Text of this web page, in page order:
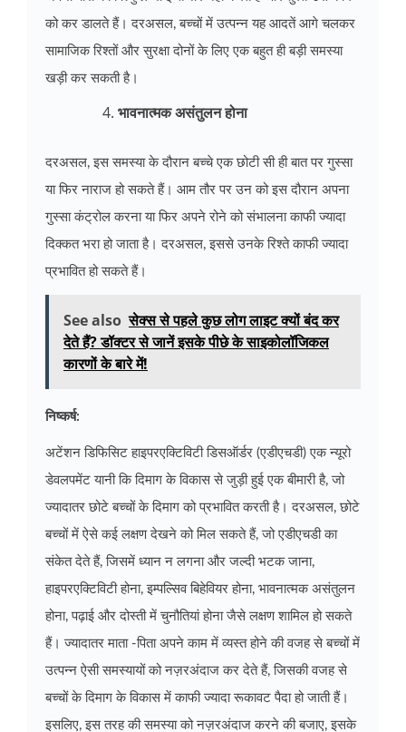
को कर डालते हैं। दरअसल, बच्चों में उत्पन्न यह आदतें आगे चलकर
सामाजिक रिश्तों और सुरक्षा दोनों के लिए एक बहुत ही बड़ी समस्या
खड़ी कर सकती है।
भावनात्मक असंतुलन होना
दरअसल, इस समस्या के दौरान बच्चे एक छोटी सी ही बात पर गुस्सा
या फिर नाराज हो सकते हैं। आम तौर पर उन को इस दौरान अपना
गुस्सा कंट्रोल करना या फिर अपने रोने को संभालना काफी ज्यादा
दिक्कत भरा हो जाता है। दरअसल, इससे उनके रिश्ते काफी ज्यादा
प्रभावित हो सकते हैं।
See also सेक्स से पहले कुछ लोग लाइट क्यों बंद कर
देते हैं? डॉक्टर से जानें इसके पीछे के साइकोलॉजिकल
कारणों के बारे में!
निष्कर्ष:
अटेंशन डिफिसिट हाइपरएक्टिविटी डिसऑर्डर (एडीएचडी) एक न्यूरो
डेवलपमेंट यानी कि दिमाग के विकास से जुड़ी हुई एक बीमारी है, जो
ज्यादातर छोटे बच्चों के दिमाग को प्रभावित करती है। दरअसल, छोटे
बच्चों में ऐसे कई लक्षण देखने को मिल सकते हैं, जो एडीएचडी का
संकेत देते हैं, जिसमें ध्यान न लगना और जल्दी भटक जाना,
हाइपरएक्टिविटी होना, इम्पल्सिव बिहेवियर होना, भावनात्मक असंतुलन
होना, पढ़ाई और दोस्ती में चुनौतियां होना जैसे लक्षण शामिल हो सकते
हैं। ज्यादातर माता -पिता अपने काम में व्यस्त होने की वजह से बच्चों में
उत्पन्न ऐसी समस्यायों को नज़रअंदाज कर देते हैं, जिसकी वजह से
बच्चों के दिमाग के विकास में काफी ज्यादा रूकावट पैदा हो जाती हैं।
इसलिए, इस तरह की समस्या को नज़रअंदाज करने की बजाए, इसके